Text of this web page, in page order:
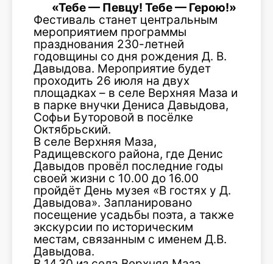
«Тебе — Певцу! Тебе — Герою!»
Фестиваль станет центральным
мероприятием программы
празднования 230-летней
годовщины со дня рождения Д. В.
Давыдова. Мероприятие будет
проходить 26 июля на двух
площадках – в селе Верхняя Маза и
в парке внучки Дениса Давыдова,
Софьи Буторовой в посёлке
Октябрьский.
В селе Верхняя Маза,
Радищевского района, где Денис
Давыдов провёл последние годы
своей жизни с 10.00 до 16.00
пройдёт День музея «В гостях у Д.
Давыдова». Запланировано
посещение усадьбы поэта, а также
экскурсии по историческим
местам, связанным с именем Д.В.
Давыдова.